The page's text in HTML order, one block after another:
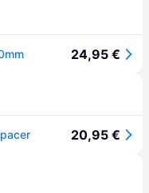
24,95 €
20,95 €